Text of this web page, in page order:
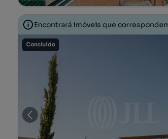
Encontrará imóveis que
Concluído